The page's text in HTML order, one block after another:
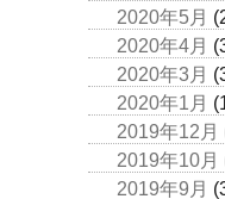
2020年5月
2020年4月
2020年3月
2020年1月
2019年12月
2019年10月
2019年9月